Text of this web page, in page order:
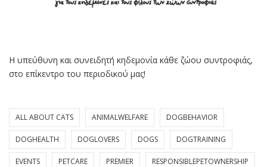
Η υπεύθυνη και συνειδητή κηδεμονία κάθε ζώου συντροφιάς,
στο επίκεντρο του περιοδικού μας!
ALL ABOUT CATS ANIMALWELFARE DOGBEHAVIOR
DOGHEALTH DOGLOVERS DOGS DOGTRAINING
EVENTS PETCARE PREMIER RESPONSIBLEPETOWNERSHIP